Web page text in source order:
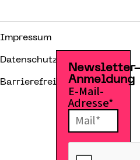
Impressum
Datenschutzerklärung
Barrierefreiheitserklärung
Anmeldung
E-Mail-
Adresse*